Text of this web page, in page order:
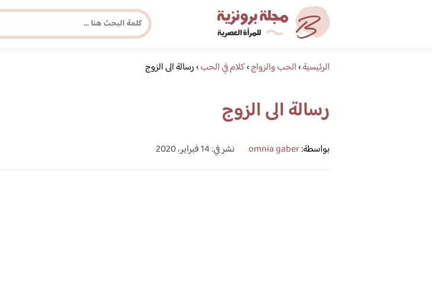
الرئيسية›الحب والزواج›كلام في الحب›رسالة الى الزوج
رسالة الى الزوج
بواسطة:omnia gaber نشر في: 14 فبراير، 2020